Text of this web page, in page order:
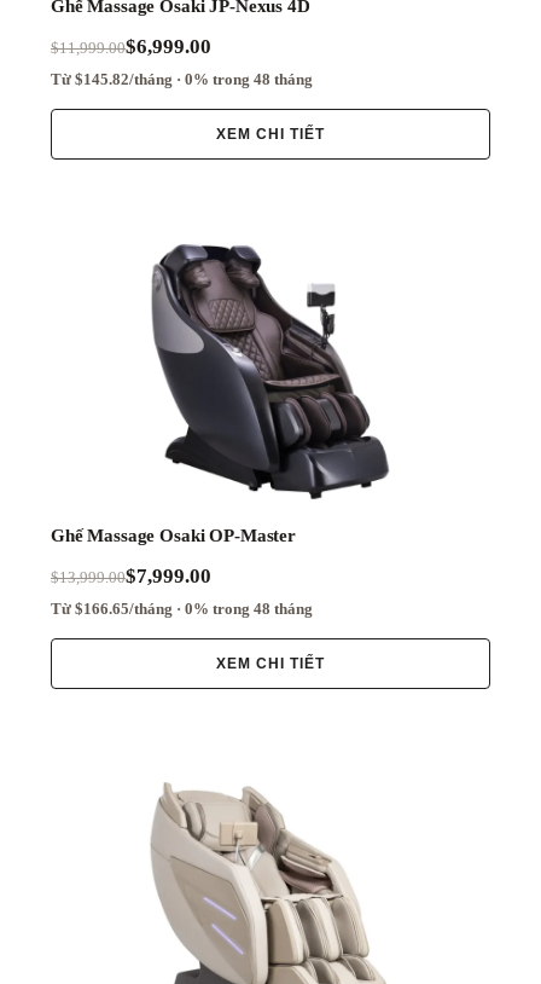
Ghế Massage Osaki JP-Nexus 4D
$11,999.00$6,999.00
Từ $145.82/tháng · 0% trong 48 tháng
XEM CHI TIẾT
Ghế Massage Osaki OP-Master
$13,999.00$7,999.00
Từ $166.65/tháng · 0% trong 48 tháng
XEM CHI TIẾT